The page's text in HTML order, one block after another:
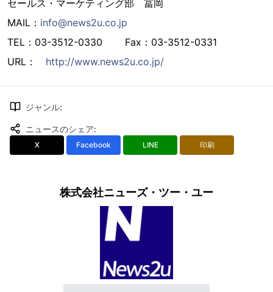
セールス・マーケティング部 冨岡
MAIL： info@news2u.co.jp
TEL：03-3512-0330 Fax：03-3512-0331
URL： http://www.news2u.co.jp/
ジャンル:
ニュースのシェア:
X Facebook LINE 印刷
株式会社ニューズ・ツー・ユー